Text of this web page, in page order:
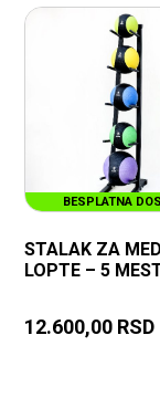
BESPLATNA
STALAK ZA
LOPTE – 5
12.600,00 RSD